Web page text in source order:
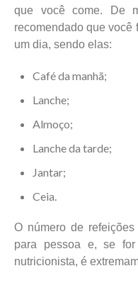
que você come. De
recomendado que você
um dia, sendo elas:
Café da manhã;
Lanche;
Almoço;
Lanche da tarde;
Jantar;
Ceia.
O número de
para pessoa e, se
nutricionista, é